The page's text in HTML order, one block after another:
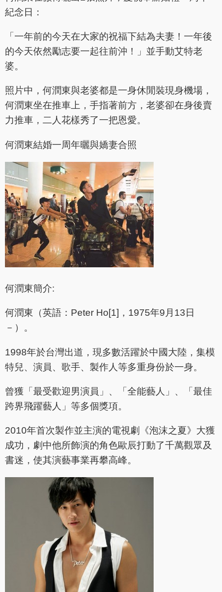
紀念日：
「一年前的今天在大家的祝福下結為夫妻！一年後
的今天依然勵志要一起往前沖！」並手動艾特老
婆。
照片中，何潤東與老婆都是一身休閒裝現身機場，
何潤東坐在推車上，手指著前方，老婆卻在身後賣
力推車，二人花樣秀了一把恩愛。
何潤東結婚一周年曬與嬌妻合照
何潤東簡介:
何潤東（英語：Peter Ho[1]，1975年9月13日
－）。
1998年於台灣出道，現多數活躍於中國大陸，集模
特兒、演員、歌手、製作人等多重身份於一身。
曾獲「最受歡迎男演員」、「全能藝人」、「最佳
跨界飛躍藝人」等多個獎項。
2010年首次製作並主演的電視劇《泡沫之夏》大獲
成功，劇中他所飾演的角色歐辰打動了千萬觀眾及
書迷，使其演藝事業再攀高峰。